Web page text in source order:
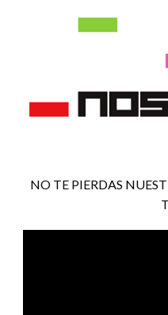
NO TE PIERDAS